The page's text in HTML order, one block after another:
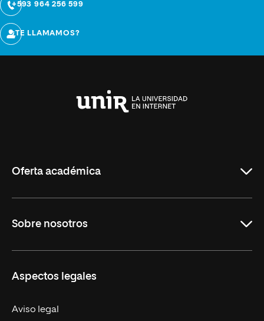
+593 964 256 599
¿TE LLAMAMOS?
Oferta académica
Formación Continua
Sobre nosotros
Trabaja en UNIR
Actualidad
Aspectos legales
Aviso legal